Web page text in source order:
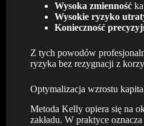
Wysoka zmienność
Wysokie ryzyko
Konieczność
Z tych powodów
ryzyka bez rezygnacji z
Optymalizacja wzrostu
Metoda Kelly opiera się na
zakładu. W praktyce oznacza